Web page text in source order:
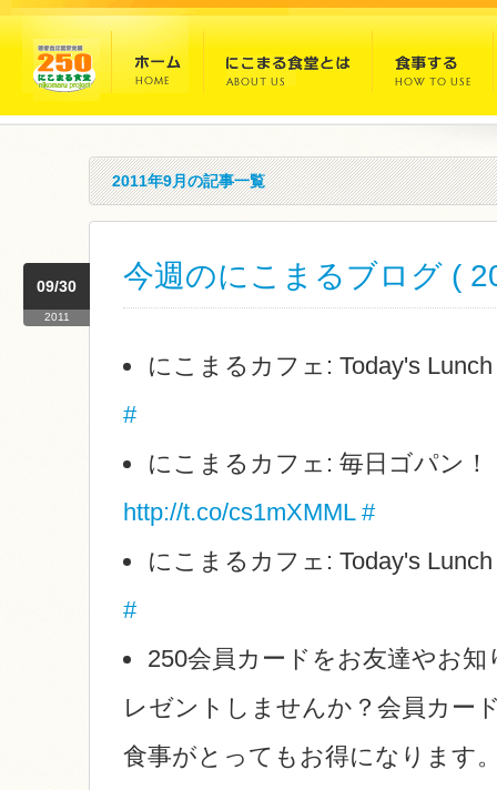
2011年9月の記事一覧
今週のにこまるブログ (
09/30
2011
にこまるカフェ: Today's
#
にこまるカフェ: 毎日ゴパン！
http://t.co/cs1mXMML #
にこまるカフェ: Today's
#
250会員カードをお友達やお
レゼントしませんか？会員カー
食事がとってもお得になります